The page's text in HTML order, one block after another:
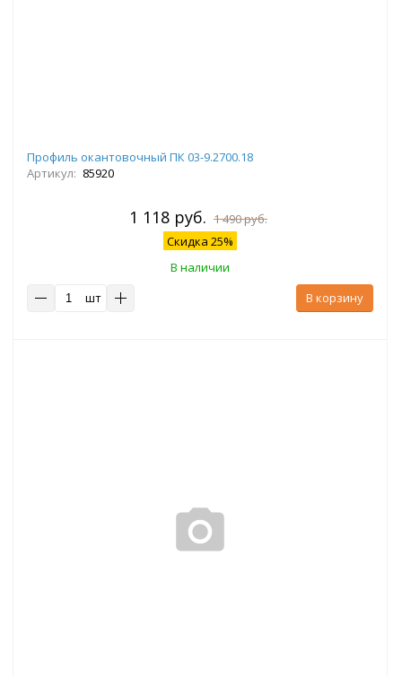
Профиль окантовочный ПК 03-9.2700.18
Артикул: 85920
1 118 руб. 1 490 руб.
Скидка 25%
В наличии
шт
В корзину